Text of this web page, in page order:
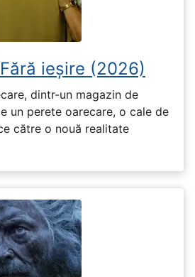
ieșire (2026)
dintr-un magazin de
un perete oarecare, o cale de
către o nouă realitate